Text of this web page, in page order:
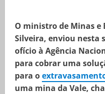
O ministro de Minas e
Silveira, enviou nesta
ofício à Agência
para cobrar uma
para o
uma mina da Vale,